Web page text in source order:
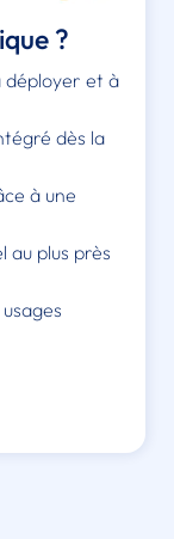
?
déployer et à
dès la
à une
au plus près